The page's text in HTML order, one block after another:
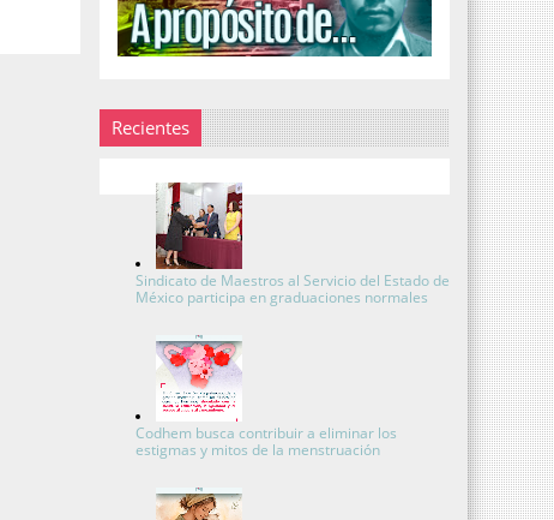
Recientes
Sindicato de Maestros al Servicio del Estado de
México participa en graduaciones normales
Codhem busca contribuir a eliminar los
estigmas y mitos de la menstruación